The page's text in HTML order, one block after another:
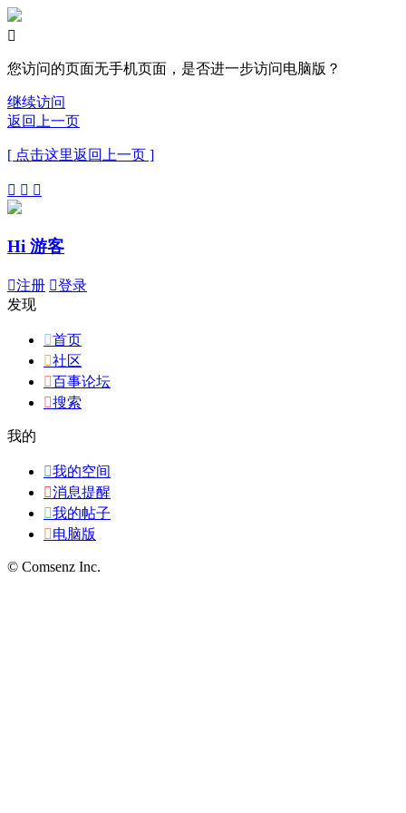

您访问的页面无手机页面，是否进一步访问电脑版？
继续访问
返回上一页
[ 点击这里返回上一页 ]
  
Hi 游客
注册 登录
发现
首页
社区
百事论坛
搜索
我的
我的空间
消息提醒
我的帖子
电脑版
© Comsenz Inc.